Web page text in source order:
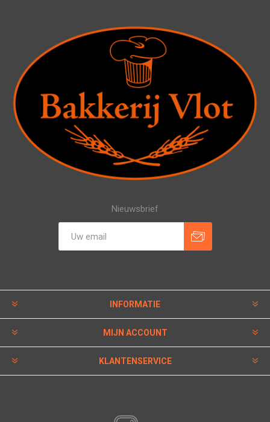
Nieuwsbrief
INFORMATIE
MIJN ACCOUNT
KLANTENSERVICE